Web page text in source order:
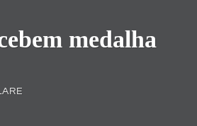
medalha